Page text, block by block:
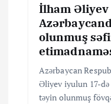
İlham
olunmuş
Azərbaycan
Əliyev iyulun 17-
təyin olunmuş